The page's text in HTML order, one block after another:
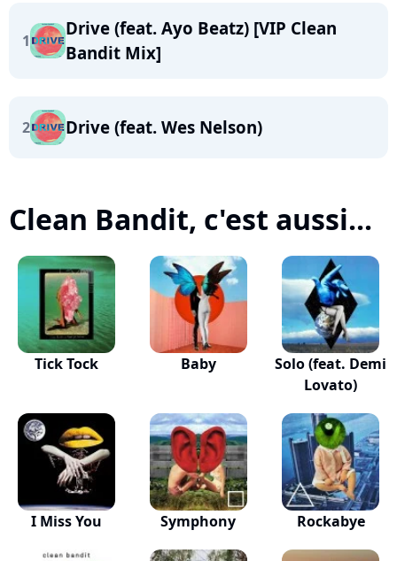
1
Drive (feat. Ayo Beatz) [VIP Clean
Bandit Mix]
2 Drive (feat. Wes Nelson)
Clean Bandit, c'est aussi...
Tick Tock Baby
Solo (feat. Demi
Lovato)
I Miss You Symphony Rockabye